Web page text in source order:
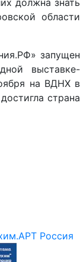
должна знать
области
запущен
выставке-
на ВДНХ в
страна
Россия